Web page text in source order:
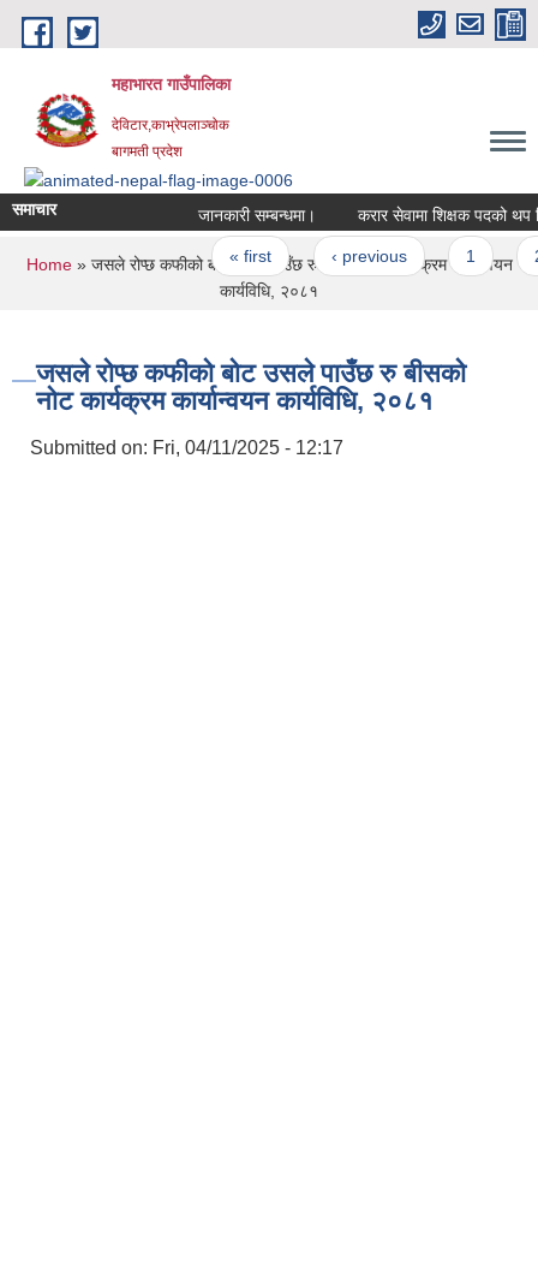
Skip to main content
महाभारत गाउँपालिका
देविटार,काभ्रेपलाञ्चोक
बागमती प्रदेश
समाचार जानकारी सम्बन्धमा। करार सेवामा शिक्षक पदको थप
Pages
« first ‹ previous
You are here
Home» जसले रोप्छ कफीको बोट उसले पाउँछ रु बीसको नोट कार्यक्रम कार्यान्वयन
कार्यविधि, २०८१
जसले रोप्छ कफीको बोट उसले पाउँछ रु बीसको
नोट कार्यक्रम कार्यान्वयन कार्यविधि, २०८१
Submitted on: Fri, 04/11/2025 - 12:17